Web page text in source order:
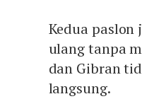
Kedua
ulang tanpa
dan Gibran
langsung.